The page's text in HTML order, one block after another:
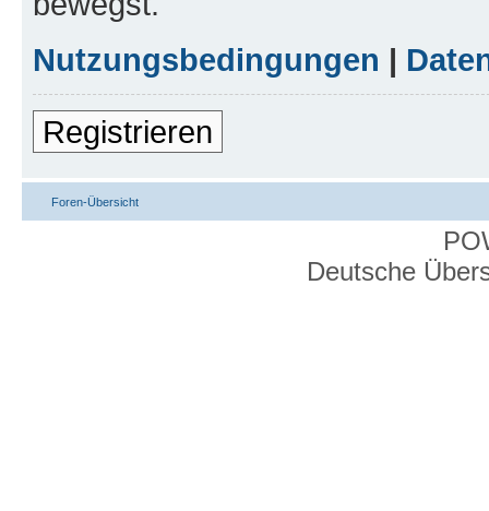
Nutzungsbedingungen |
Registrieren
Foren-Übersicht
Deutsche